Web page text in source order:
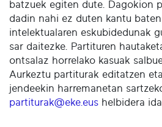
batzuek egiten dute. Dagokion
dadin nahi ez duten kantu
intelektualaren eskubidedunak
sar daitezke. Partituren
ontsalaz horrelako kasuak
Aurkeztu partiturak editatzen
jendeekin harremanetan
partiturak@eke.eus helbidera